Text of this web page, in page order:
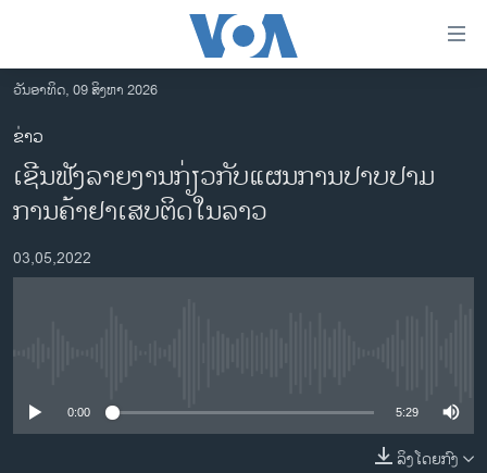
ເຂົ້າ
ຫາ
ຂ້າມ
ຂ້າມ
ຂ້າມ
ໄປ
ຫາ
ຊອກ
ອາເມຣິກາ
ຂ່າວ​ຈີນ
ຊີວິດຊາວລາວ
ວັນອາທິດ, 09 ສິງຫາ 2026
ຂ່າວ
ເຊີນ​ຟັງ​ລາຍ​ງານ​ກ່ຽວ​ກັບແຜນ​ການ​ປາບ​ປາມ​
ການ​ຄ້າ​ຢາ​ເສບ​ຕິດ​ໃນ​ລາວ
03,05,2022
0:00 5:29
ລິງໂດຍກົງ